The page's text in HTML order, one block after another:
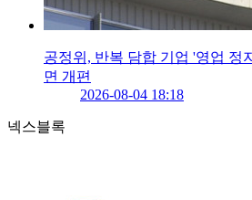
공정위, 반복 담합 기업 '영업 정
면 개편
2026-08-04 18:18
넥스블록